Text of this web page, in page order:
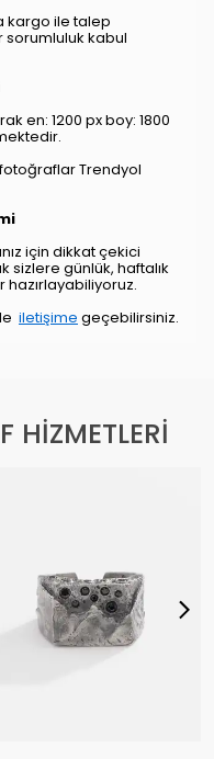
kargo ile talep
sorumluluk kabul
en: 1200 px boy: 1800
Trendyol
için dikkat çekici
günlük, haftalık
iletişime geçebilirsiniz.
HİZMETLERİ